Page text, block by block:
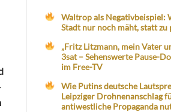
Waltrop als Negativbeispiel:
Stadt nur noch mäht, statt zu
„Fritz Litzmann, mein Vater
3sat – Sehenswerte Pause-
im Free-TV
Wie Putins deutsche
Leipziger Drohnenanschlag
antiwestliche Propaganda